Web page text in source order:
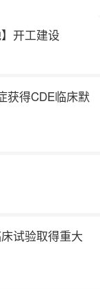
开工建设
获得CDE临床默
试验取得重大